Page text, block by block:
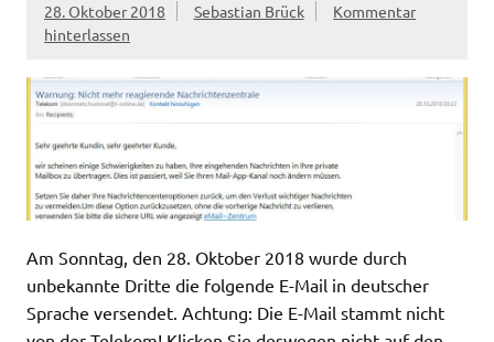
28. Oktober 2018 Sebastian Brück
Kommentar
hinterlassen
Am Sonntag, den 28. Oktober 2018 wurde durch
unbekannte Dritte die folgende E-Mail in deutscher
Sprache versendet. Achtung: Die E-Mail stammt nicht